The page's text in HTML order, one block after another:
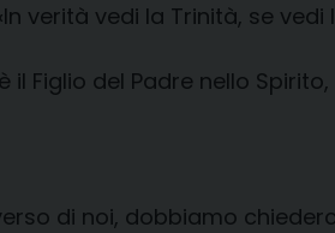
verità vedi la Trinità, se vedi
il Figlio del Padre nello
di noi, dobbiamo